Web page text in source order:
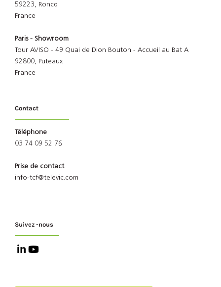
59223, Roncq
France
Paris - Showroom
Tour AVISO - 49 Quai de Dion Bouton - Accueil au Bat A
92800, Puteaux
France
Contact
Téléphone
03 74 09 52 76
Prise de contact
info-tcf@televic.com
Suivez -nous